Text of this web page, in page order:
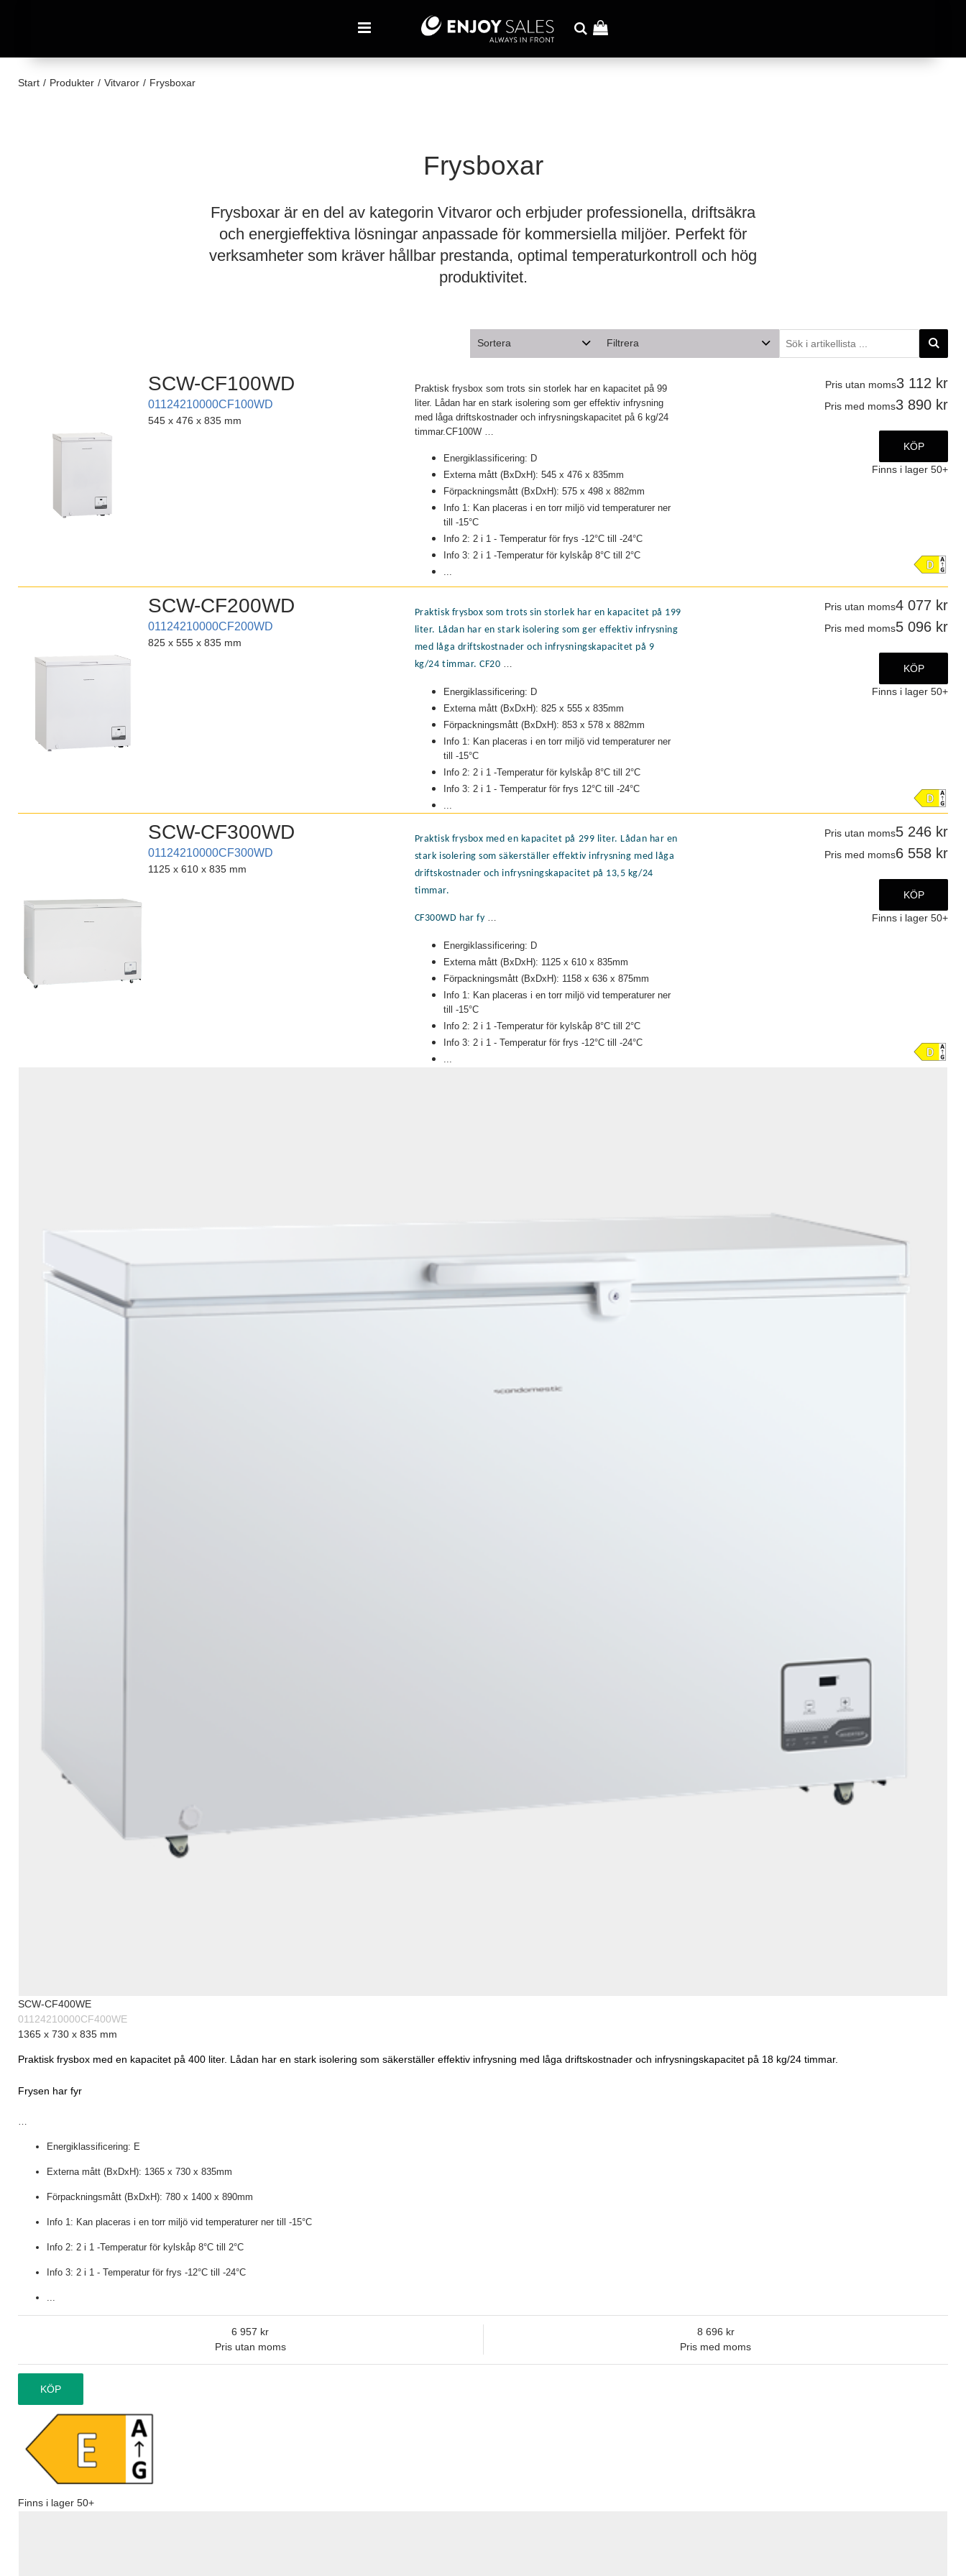
Start / Produkter / Vitvaror / Frysboxar
Frysboxar
Frysboxar är en del av kategorin Vitvaror och erbjuder professionella, driftsäkra
och energieffektiva lösningar anpassade för kommersiella miljöer. Perfekt för
verksamheter som kräver hållbar prestanda, optimal temperaturkontroll och hög
produktivitet.
3112
3545
Visa fler ...
Längd mm
476
555
610
715
Visa fler ...
Bredd mm
1125
1365
Höjd mm
Filtrera
Sortera
Pris Exkl.
Pris
Längd Mm
Bredd Mm
Höjd Mm
SCW-CF100WD
01124210000CF100WD
545 x 476 x 835 mm
Praktisk frysbox som trots sin storlek har en kapacitet på 99
liter. Lådan har en stark isolering som ger effektiv infrysning
med låga driftskostnader och infrysningskapacitet på 6 kg/24
timmar.CF100W
Energiklassificering: D
Externa mått (BxDxH): 545 x 476 x 835mm
Förpackningsmått (BxDxH): 575 x 498 x 882mm
Info 1: Kan placeras i en torr miljö vid temperaturer ner
till -15°C
Info 2: 2 i 1 - Temperatur för frys -12°C till -24°C
Info 3: 2 i 1 -Temperatur för kylskåp 8°C till 2°C
Pris utan moms3 112
Pris med moms3 890
KÖP
Finns i lager 50+
SCW-CF200WD
01124210000CF200WD
825 x 555 x 835 mm
Praktisk frysbox som trots sin storlek har en kapacitet på 199
liter. Lådan har en stark isolering som ger effektiv infrysning
med låga driftskostnader och infrysningskapacitet på 9
kg/24 timmar. CF20
Energiklassificering: D
Externa mått (BxDxH): 825 x 555 x 835mm
Förpackningsmått (BxDxH): 853 x 578 x 882mm
Info 1: Kan placeras i en torr miljö vid temperaturer ner
till -15°C
Info 2: 2 i 1 -Temperatur för kylskåp 8°C till 2°C
Info 3: 2 i 1 - Temperatur för frys 12°C till -24°C
Pris utan moms4 077
Pris med moms5 096
KÖP
Finns i lager 50+
SCW-CF300WD
01124210000CF300WD
1125 x 610 x 835 mm
Praktisk frysbox med en kapacitet på 299 liter. Lådan har en
stark isolering som säkerställer effektiv infrysning med låga
driftskostnader och infrysningskapacitet på 13,5 kg/24
timmar.
CF300WD har fy
Energiklassificering: D
Externa mått (BxDxH): 1125 x 610 x 835mm
Förpackningsmått (BxDxH): 1158 x 636 x 875mm
Info 1: Kan placeras i en torr miljö vid temperaturer ner
till -15°C
Info 2: 2 i 1 -Temperatur för kylskåp 8°C till 2°C
Info 3: 2 i 1 - Temperatur för frys -12°C till -24°C
Pris utan moms5 246
Pris med moms6 558
KÖP
Finns i lager 50+
SCW-CF400WE
01124210000CF400WE
1365 x 730 x 835 mm
Praktisk frysbox med en kapacitet på 400 liter. Lådan har en stark isolering som säkerställer effektiv infrysning med låga driftskostnader och infrysningskapacitet på 18 kg/24 timmar.
Frysen har fyr
Energiklassificering: E
Externa mått (BxDxH): 1365 x 730 x 835mm
Förpackningsmått (BxDxH): 780 x 1400 x 890mm
Info 1: Kan placeras i en torr miljö vid temperaturer ner till -15°C
Info 2: 2 i 1 -Temperatur för kylskåp 8°C till 2°C
Info 3: 2 i 1 - Temperatur för frys -12°C till -24°C
Pris utan moms
6 957
Pris med moms
8 696
KÖP
Finns i lager 50+